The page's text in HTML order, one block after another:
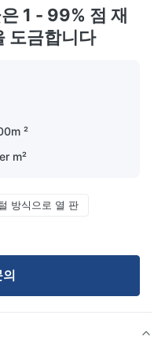
1 - 99% 점 재
도금합니다
²
m²
방식으로 열 판